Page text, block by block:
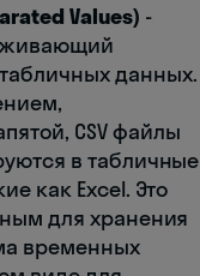
Values) -
данных.
CSV файлы
в табличные
как Excel. Это
для хранения
временных